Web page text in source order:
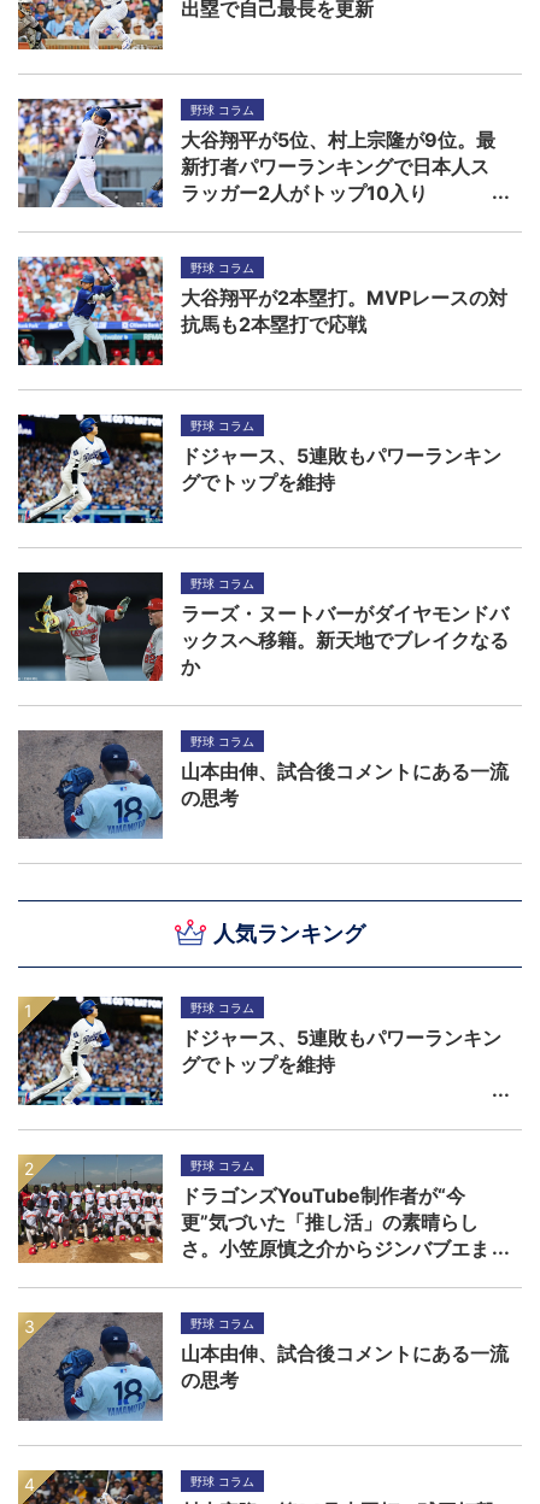
人気ランキング
野球 コラム
ドジャース、5連敗もパワーランキン
グでトップを維持
野球 コラム
ドラゴンズYouTube制作者が“今
更”気づいた「推し活」の素晴らし
さ。小笠原慎之介からジンバブエま
野球 コラム
山本由伸、試合後コメントにある一流
の思考
野球 コラム
出塁で自己最長を更新
野球 コラム
大谷翔平が5位、村上宗隆が9位。最
新打者パワーランキングで日本人ス
ラッガー2人がトップ10入り
野球 コラム
大谷翔平が2本塁打。MVPレースの対
抗馬も2本塁打で応戦
野球 コラム
ドジャース、5連敗もパワーランキン
グでトップを維持
野球 コラム
ラーズ・ヌートバーがダイヤモンドバ
ックスへ移籍。新天地でブレイクなる
か
野球 コラム
山本由伸、試合後コメントにある一流
の思考